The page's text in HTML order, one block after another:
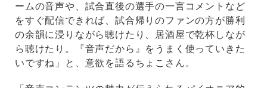
ームの音声や、試合直後の選手の一言コメントなど
をすぐ配信できれば、試合帰りのファンの方が勝利
の余韻に浸りながら聴けたり、居酒屋で乾杯しなが
ら聴けたり。『音声だから』をうまく使っていきた
いですね」と、意欲を語るちょこさん。